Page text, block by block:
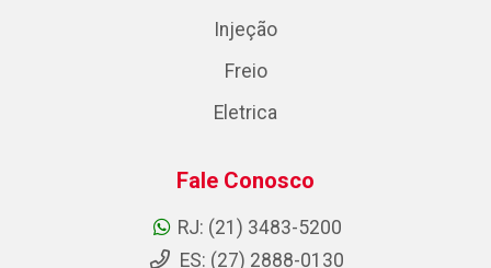
Injeção
Freio
Eletrica
Fale Conosco
RJ: (21) 3483-5200
ES: (27) 2888-0130